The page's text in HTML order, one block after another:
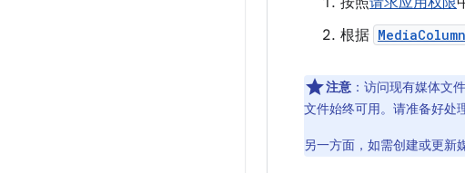
根据
注意 ：访问现有媒体文
文件始终可用。请准备好处
另一方面，如需创建或更新